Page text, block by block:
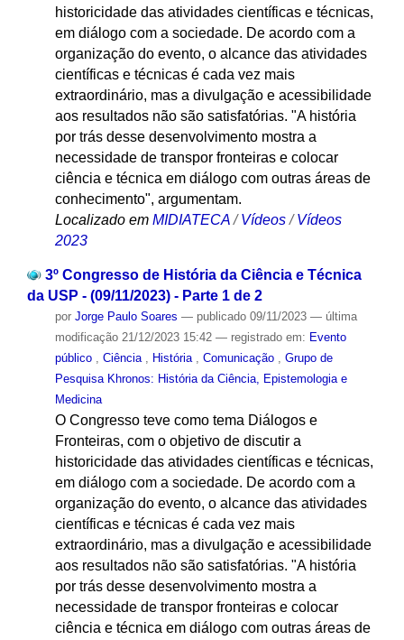
historicidade das atividades científicas e técnicas,
em diálogo com a sociedade. De acordo com a
organização do evento, o alcance das atividades
científicas e técnicas é cada vez mais
extraordinário, mas a divulgação e acessibilidade
aos resultados não são satisfatórias. "A história
por trás desse desenvolvimento mostra a
necessidade de transpor fronteiras e colocar
ciência e técnica em diálogo com outras áreas de
conhecimento", argumentam.
Localizado em MIDIATECA /Vídeos /Vídeos
2023
3º Congresso de História da Ciência e Técnica
da USP - (09/11/2023) - Parte 1 de 2
por Jorge Paulo Soares — publicado09/11/2023 — última
modificação21/12/2023 15:42 — registrado em: Evento
público , Ciência , História , Comunicação , Grupo de
Pesquisa Khronos: História da Ciência, Epistemologia e
Medicina
O Congresso teve como tema Diálogos e
Fronteiras, com o objetivo de discutir a
historicidade das atividades científicas e técnicas,
em diálogo com a sociedade. De acordo com a
organização do evento, o alcance das atividades
científicas e técnicas é cada vez mais
extraordinário, mas a divulgação e acessibilidade
aos resultados não são satisfatórias. "A história
por trás desse desenvolvimento mostra a
necessidade de transpor fronteiras e colocar
ciência e técnica em diálogo com outras áreas de